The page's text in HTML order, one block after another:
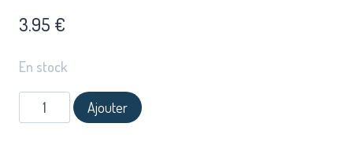
3.95 €
En stock
Ajouter